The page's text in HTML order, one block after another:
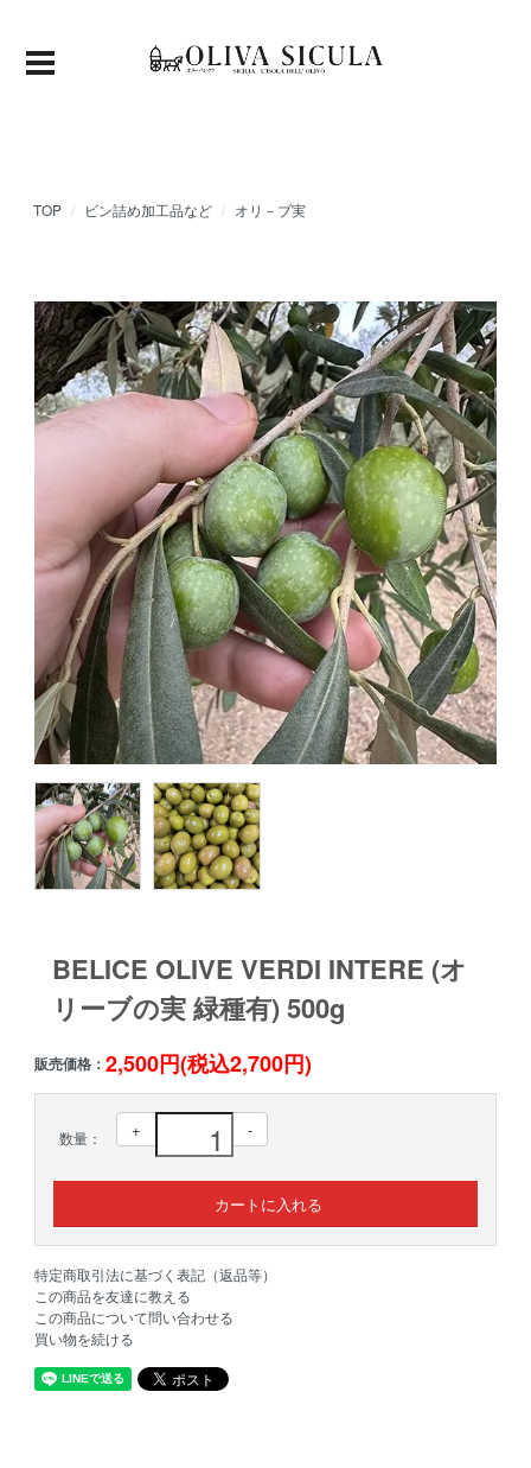
TOP ビン詰め加工品など オリ－ブ実
BELICE OLIVE VERDI INTERE (オ
リーブの実 緑種有) 500g
販売価格： 2,500円(税込2,700円)
数量： + -
特定商取引法に基づく表記（返品等）
この商品を友達に教える
この商品について問い合わせる
買い物を続ける